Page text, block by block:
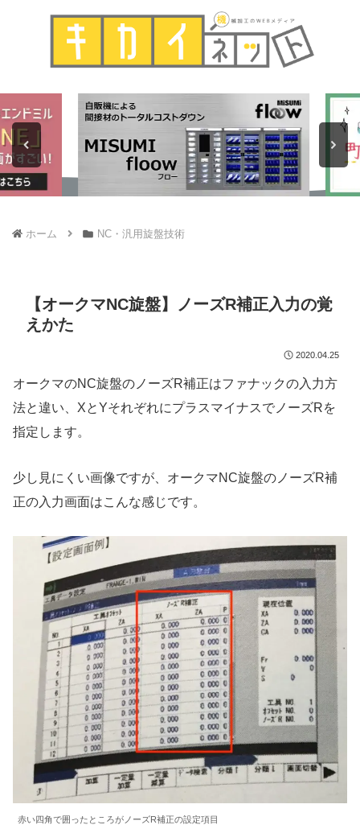
ホーム NC・汎用旋盤技術
【オークマNC旋盤】ノーズR補正入力の覚
えかた
2020.04.25
オークマのNC旋盤のノーズR補正はファナックの入力方
法と違い、XとYそれぞれにプラスマイナスでノーズRを
指定します。
少し見にくい画像ですが、オークマNC旋盤のノーズR補
正の入力画面はこんな感じです。
赤い四角で囲ったところがノーズR補正の設定項目